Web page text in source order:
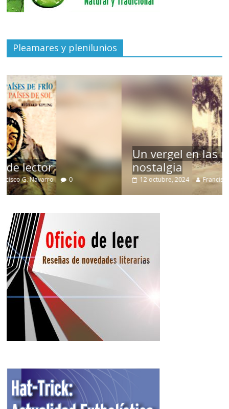
Pleamares y plenilunios
Un vergel en las nieblas de la
nostalgia
12 octubre, 2024 Francisco G. Navarro 0